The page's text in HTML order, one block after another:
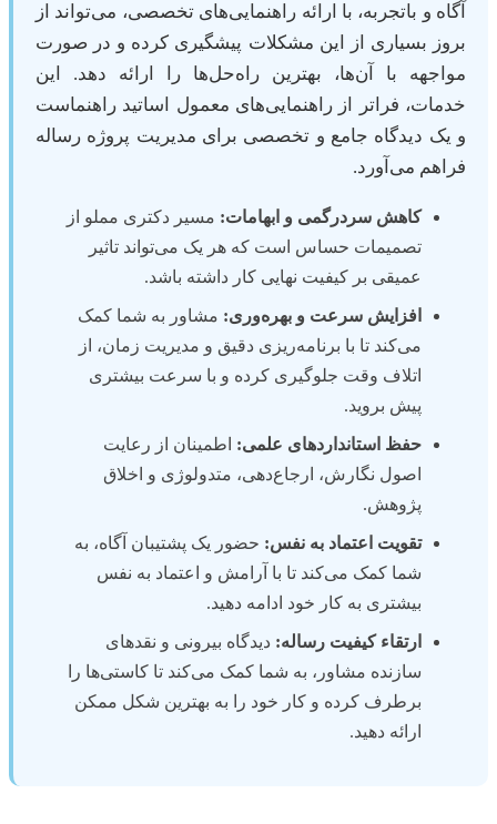
آگاه و باتجربه، با ارائه راهنمایی‌های تخصصی، می‌تواند از
بروز بسیاری از این مشکلات پیشگیری کرده و در صورت
مواجهه با آن‌ها، بهترین راه‌حل‌ها را ارائه دهد. این
خدمات، فراتر از راهنمایی‌های معمول اساتید راهنماست
و یک دیدگاه جامع و تخصصی برای مدیریت پروژه رساله
فراهم می‌آورد.
کاهش سردرگمی و ابهامات: مسیر دکتری مملو از
تصمیمات حساس است که هر یک می‌تواند تاثیر
عمیقی بر کیفیت نهایی کار داشته باشد.
افزایش سرعت و بهره‌وری: مشاور به شما کمک
می‌کند تا با برنامه‌ریزی دقیق و مدیریت زمان، از
اتلاف وقت جلوگیری کرده و با سرعت بیشتری
پیش بروید.
حفظ استانداردهای علمی: اطمینان از رعایت
اصول نگارش، ارجاع‌دهی، متدولوژی و اخلاق
پژوهش.
تقویت اعتماد به نفس: حضور یک پشتیبان آگاه، به
شما کمک می‌کند تا با آرامش و اعتماد به نفس
بیشتری به کار خود ادامه دهید.
ارتقاء کیفیت رساله: دیدگاه بیرونی و نقدهای
سازنده مشاور، به شما کمک می‌کند تا کاستی‌ها را
برطرف کرده و کار خود را به بهترین شکل ممکن
ارائه دهید.